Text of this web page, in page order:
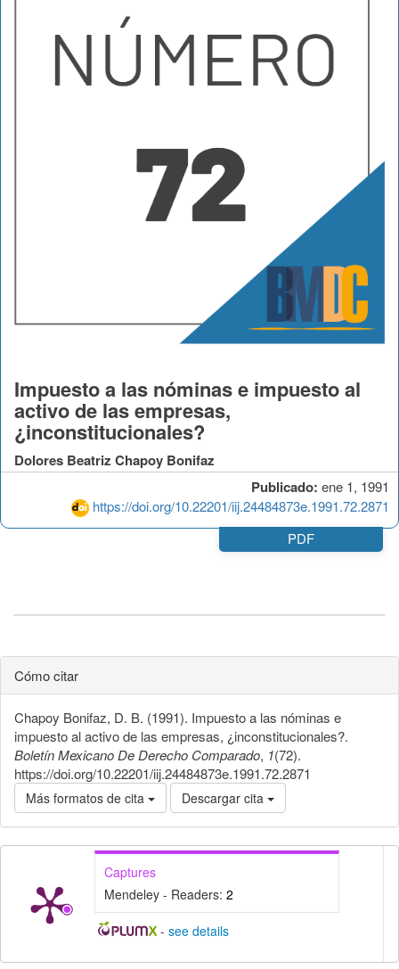
Publicado: ene 1, 1991
https://doi.org/10.22201/iij.24484873e.1991.72.2871
Impuesto a las nóminas e impuesto al
activo de las empresas,
¿inconstitucionales?
Dolores Beatriz Chapoy Bonifaz
PDF
Cómo citar
Chapoy Bonifaz, D. B. (1991). Impuesto a las nóminas e
impuesto al activo de las empresas, ¿inconstitucionales?.
Boletín Mexicano De Derecho Comparado, 1(72).
https://doi.org/10.22201/iij.24484873e.1991.72.2871
Más formatos de cita Descargar cita
Captures
Mendeley - Readers: 2
- see details